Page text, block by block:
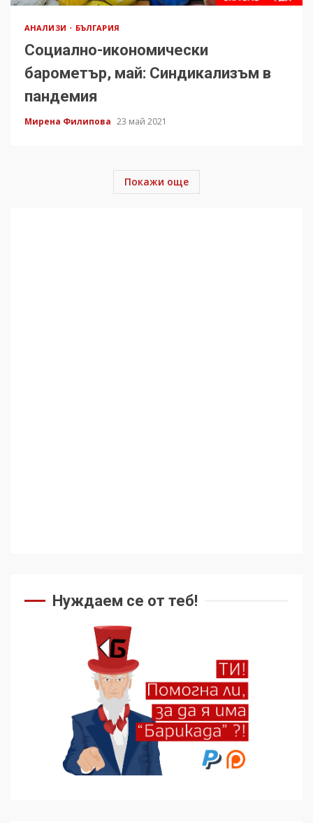
АНАЛИЗИ БЪЛГАРИЯ
Социално-икономически
барометър, май: Синдикализъм в
пандемия
Мирена Филипова 23 май 2021
Покажи още
Нуждаем се от теб!